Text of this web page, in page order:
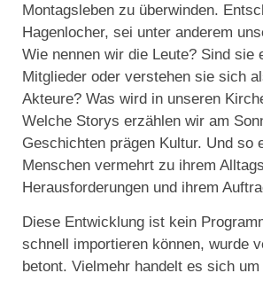
Montagsleben zu überwinden.
Hagenlocher, sei unter anderem
Wie nennen wir die Leute? Sind sie
Mitglieder oder verstehen sie sich
Akteure? Was wird in unseren
Welche Storys erzählen wir am
Geschichten prägen Kultur. Und so
Menschen vermehrt zu ihrem
Herausforderungen und ihrem
Diese Entwicklung ist kein
schnell importieren können, wurde
betont. Vielmehr handelt es sich um